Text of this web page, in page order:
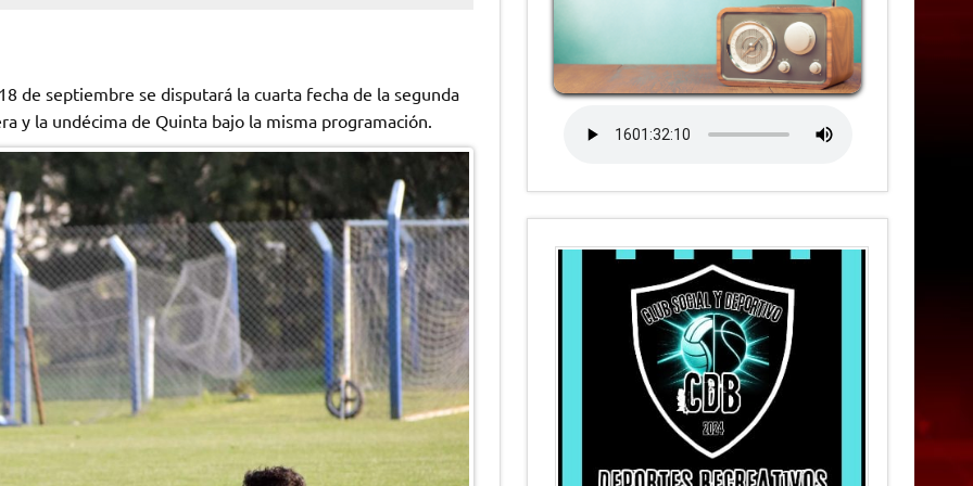
de septiembre se disputará la cuarta fecha de la segunda
y la undécima de Quinta bajo la misma programación.